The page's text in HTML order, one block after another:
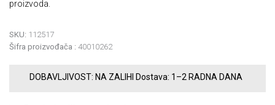
proizvoda.
SKU: 112517
Šifra proizvođača : 40010262
DOBAVLJIVOST: NA ZALIHI Dostava: 1–2 RADNA DANA